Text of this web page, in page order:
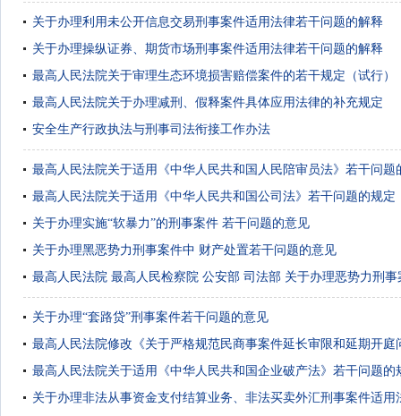
关于办理利用未公开信息交易刑事案件适用法律若干问题的解释
关于办理操纵证券、期货市场刑事案件适用法律若干问题的解释
最高人民法院关于审理生态环境损害赔偿案件的若干规定（试行）
最高人民法院关于办理减刑、假释案件具体应用法律的补充规定
安全生产行政执法与刑事司法衔接工作办法
最高人民法院关于适用《中华人民共和国人民陪审员法》若干问题
最高人民法院关于适用《中华人民共和国公司法》若干问题的规定
关于办理实施“软暴力”的刑事案件 若干问题的意见
关于办理黑恶势力刑事案件中 财产处置若干问题的意见
最高人民法院 最高人民检察院 公安部 司法部 关于办理恶势力刑
关于办理“套路贷”刑事案件若干问题的意见
最高人民法院修改《关于严格规范民商事案件延长审限和延期开庭
最高人民法院关于适用《中华人民共和国企业破产法》若干问题的
关于办理非法从事资金支付结算业务、非法买卖外汇刑事案件适用